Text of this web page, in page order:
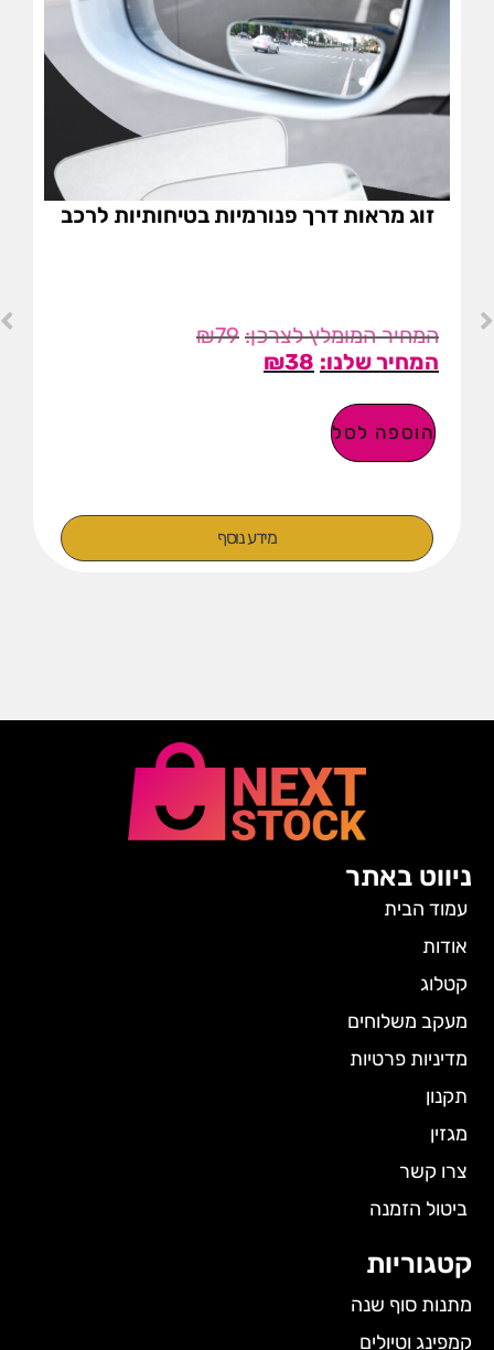
זוג מראות דרך פנורמיות בטיחותיות לרכב
₪79
₪38
הוספה לסל
מידע נוסף
ניווט באתר
עמוד הבית
אודות
קטלוג
מעקב משלוחים
מדיניות פרטיות
תקנון
מגזין
צרו קשר
ביטול הזמנה
קטגוריות
מתנות סוף שנה
קמפינג וטיולים